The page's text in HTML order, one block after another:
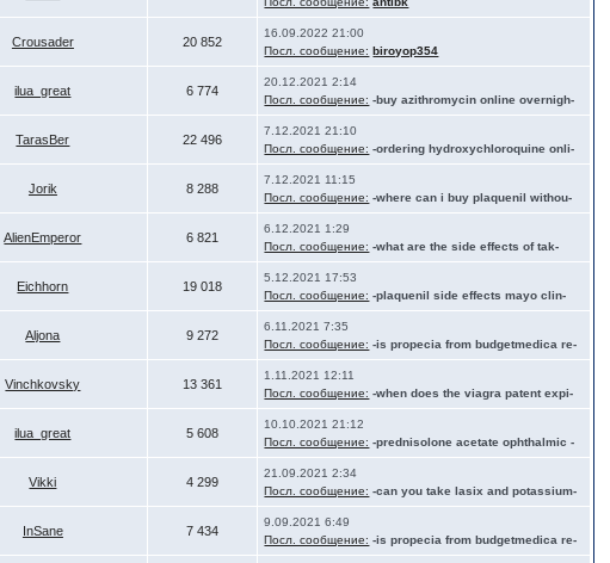
Crousader 20 852
16.09.2022 21:00
Посл. сообщение: biroyop354
ilua_great 6 774
20.12.2021 2:14
Посл. сообщение: -buy azithromycin online overnigh-
TarasBer 22 496
7.12.2021 21:10
Посл. сообщение: -ordering hydroxychloroquine onli-
Jorik 8 288
7.12.2021 11:15
Посл. сообщение: -where can i buy plaquenil withou-
AlienEmperor 6 821
6.12.2021 1:29
Посл. сообщение: -what are the side effects of tak-
Eichhorn 19 018
5.12.2021 17:53
Посл. сообщение: -plaquenil side effects mayo clin-
Aljona 9 272
6.11.2021 7:35
Посл. сообщение: -is propecia from budgetmedica re-
Vinchkovsky 13 361
1.11.2021 12:11
Посл. сообщение: -when does the viagra patent expi-
ilua_great 5 608
10.10.2021 21:12
Посл. сообщение: -prednisolone acetate ophthalmic -
Vikki 4 299
21.09.2021 2:34
Посл. сообщение: -can you take lasix and potassium-
InSane 7 434
9.09.2021 6:49
Посл. сообщение: -is propecia from budgetmedica re-